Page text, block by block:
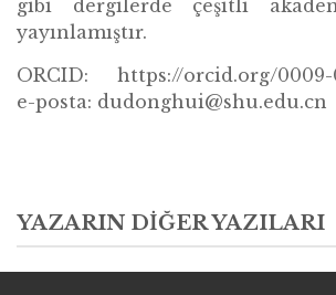
gibi dergilerde çeşitli
yayınlamıştır.
ORCID: https://orcid.org/0009-
e-posta: dudonghui@shu.edu.cn
YAZARIN DIĞER YAZILARI